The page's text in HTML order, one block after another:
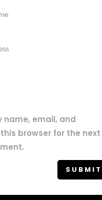
name, email, and
browser for the next